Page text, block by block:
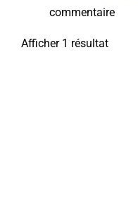
commentaire
Afficher 1 résultat